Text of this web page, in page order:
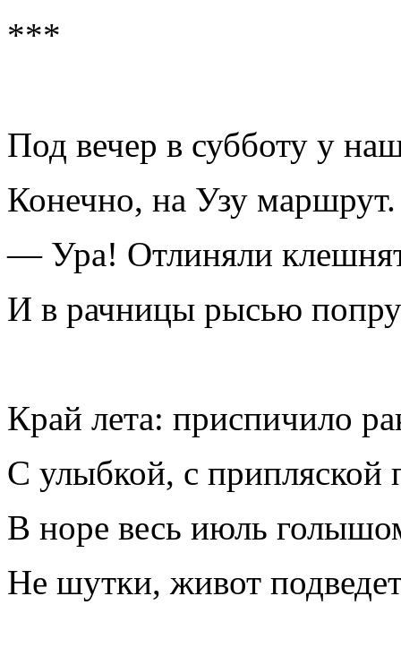
***
Под вечер в субботу у
Конечно, на Узу маршрут.
— Ура! Отлиняли
И в рачницы рысью
Край лета: приспичило
С улыбкой, с припляской
В норе весь июль
Не шутки, живот